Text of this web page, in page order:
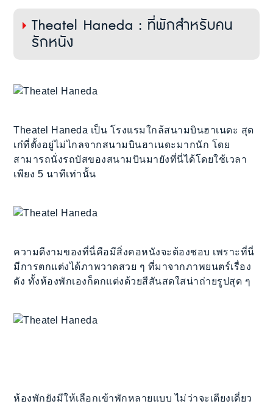
Theatel Haneda : ที่พักสำหรับคน
รักหนัง
Theatel Haneda เป็น โรงแรมใกล้สนามบินฮาเนดะ สุด
เก๋ที่ตั้งอยู่ไม่ไกลจากสนามบินฮาเนดะมากนัก โดย
สามารถนั่งรถบัสของสนามบินมายังที่นี่ได้โดยใช้เวลา
เพียง 5 นาทีเท่านั้น
ความดีงามของที่นี่คือมีสิ่งคอหนังจะต้องชอบ เพราะที่นี่
มีการตกแต่งได้ภาพวาดสวย ๆ ที่มาจากภาพยนตร์เรื่อง
ดัง ทั้งห้องพักเองก็ตกแต่งด้วยสีสันสดใสน่าถ่ายรูปสุด ๆ
ห้องพักยังมีให้เลือกเข้าพักหลายแบบ ไม่ว่าจะเตียงเดี่ยว